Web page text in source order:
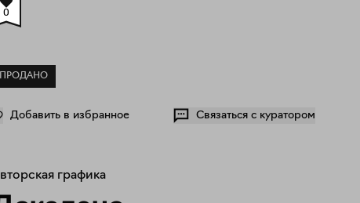
ПРОДАНО
0
Добавить в избранное Связаться с куратором
графика